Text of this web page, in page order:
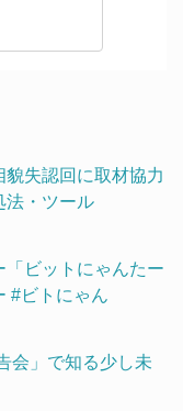
失認回に取材協力
法・ツール
「ビットにゃんたー
#ビトにゃん
会」で知る少し未